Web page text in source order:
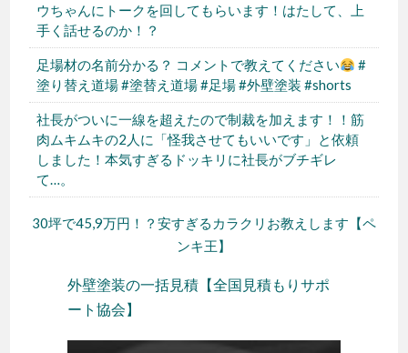
ウちゃんにトークを回してもらいます！はたして、上
手く話せるのか！？
足場材の名前分かる？ コメントで教えてください
#
塗り替え道場 #塗替え道場 #足場 #外壁塗装 #shorts
社長がついに一線を超えたので制裁を加えます！！筋
肉ムキムキの2人に「怪我させてもいいです」と依頼
しました！本気すぎるドッキリに社長がブチギレ
て…。
30坪で45,9万円！？安すぎるカラクリお教えします【ペ
ンキ王】
外壁塗装の一括見積【全国見積もりサポ
ート協会】